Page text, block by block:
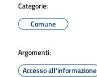
Categorie:
Comune
Argomenti:
Accesso all'informazione